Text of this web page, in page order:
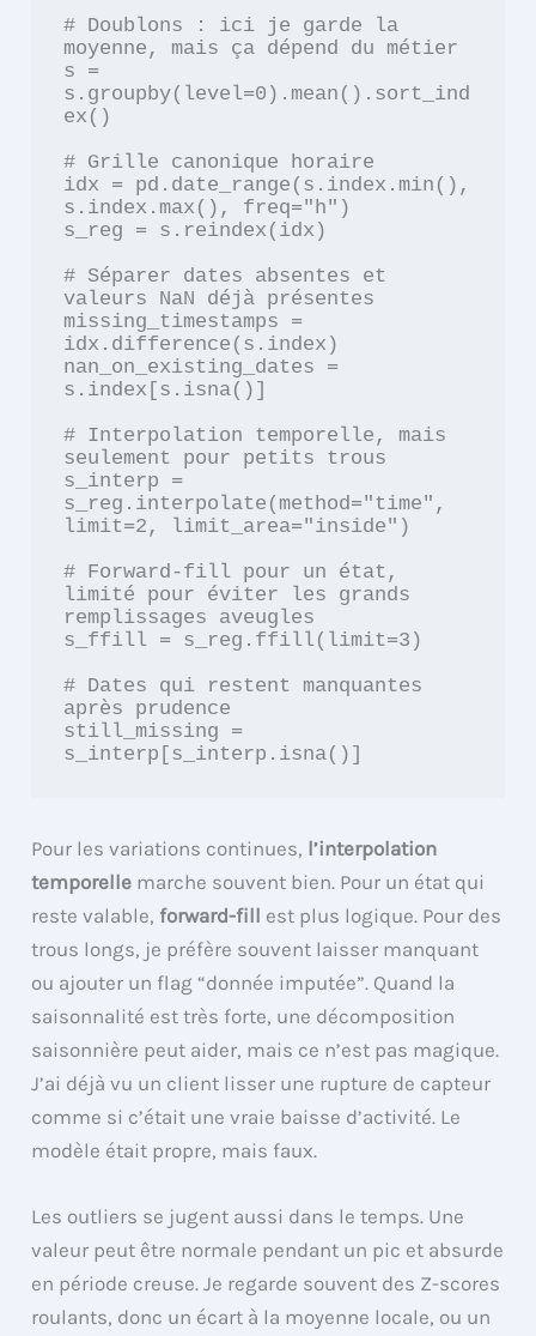
# Doublons : ici je garde la
moyenne, mais ça dépend du métier
s =
s.groupby(level=0).mean().sort_ind
ex()
# Grille canonique horaire
idx = pd.date_range(s.index.min(),
s.index.max(), freq="h")
s_reg = s.reindex(idx)
# Séparer dates absentes et
valeurs NaN déjà présentes
missing_timestamps =
idx.difference(s.index)
nan_on_existing_dates =
s.index[s.isna()]
# Interpolation temporelle, mais
seulement pour petits trous
s_interp =
s_reg.interpolate(method="time",
limit=2, limit_area="inside")
# Forward-fill pour un état,
limité pour éviter les grands
remplissages aveugles
s_ffill = s_reg.ffill(limit=3)
# Dates qui restent manquantes
après prudence
still_missing =
Pour les variations continues, l’interpolation
temporelle marche souvent bien. Pour un état qui
reste valable, forward-fill est plus logique. Pour des
trous longs, je préfère souvent laisser manquant
ou ajouter un flag “donnée imputée”. Quand la
saisonnalité est très forte, une décomposition
saisonnière peut aider, mais ce n’est pas magique.
J’ai déjà vu un client lisser une rupture de capteur
comme si c’était une vraie baisse d’activité. Le
modèle était propre, mais faux.
Les outliers se jugent aussi dans le temps. Une
valeur peut être normale pendant un pic et absurde
en période creuse. Je regarde souvent des Z-scores
roulants, donc un écart à la moyenne locale, ou un